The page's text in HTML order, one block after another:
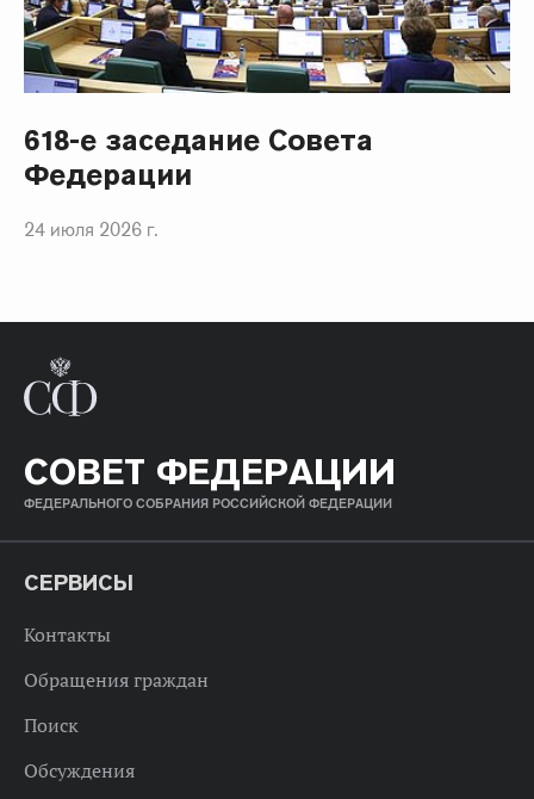
618-е заседание Совета
Федерации
24 июля 2026 г.
СОВЕТ ФЕДЕРАЦИИ
ФЕДЕРАЛЬНОГО СОБРАНИЯ РОССИЙСКОЙ ФЕДЕРАЦИИ
СЕРВИСЫ
Контакты
Обращения граждан
Поиск
Обсуждения